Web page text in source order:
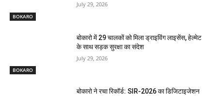
BOKARO
July 29, 2026
BOKARO
बोकारो में 29 चालकों को मिला ड्राइविंग लाइसेंस, हेल्मेट
के साथ सड़क सुरक्षा का संदेश
July 29, 2026
बोकारो ने रचा रिकॉर्ड: SIR-2026 का डिजिटाइजेशन